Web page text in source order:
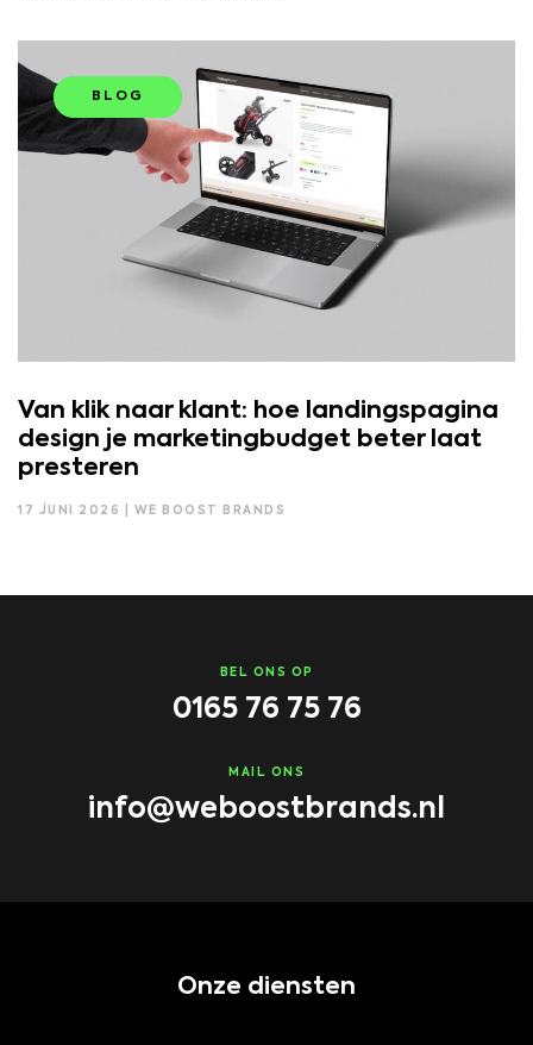
BLOG
Van klik naar klant: hoe landingspagina
design je marketingbudget beter laat
presteren
17 JUNI 2026 | WE BOOST BRANDS
BEL ONS OP
0165 76 75 76
MAIL ONS
info@weboostbrands.nl
Onze diensten